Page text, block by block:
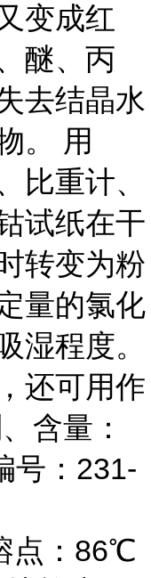
变成红
醚、丙
去结晶水
。 用
比重计、
试纸在干
转变为粉
量的氯化
湿程度。
还可用作
含量：
号：231-
点：86℃